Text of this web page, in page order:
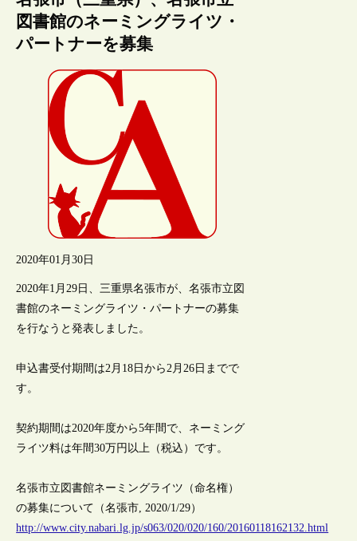
図書館のネーミングライツ・
パートナーを募集
2020年01月30日
2020年1月29日、三重県名張市が、名張市立図
書館のネーミングライツ・パートナーの募集
を行なうと発表しました。
申込書受付期間は2月18日から2月26日までで
す。
契約期間は2020年度から5年間で、ネーミング
ライツ料は年間30万円以上（税込）です。
名張市立図書館ネーミングライツ（命名権）
の募集について（名張市, 2020/1/29）
http://www.city.nabari.lg.jp/s063/020/020/160/20160118162132.html